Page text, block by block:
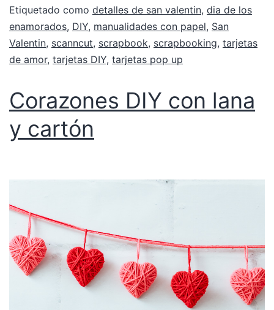
Etiquetado como detalles de san valentin, dia de los
enamorados, DIY, manualidades con papel, San
Valentin, scanncut, scrapbook, scrapbooking, tarjetas
de amor, tarjetas DIY, tarjetas pop up
Corazones DIY con lana
y cartón